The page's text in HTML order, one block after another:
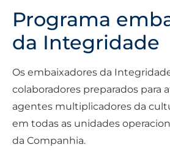
Programa
da Integridade
Os embaixadores da
colaboradores preparados para
agentes multiplicadores da
em todas as unidades
da Companhia.